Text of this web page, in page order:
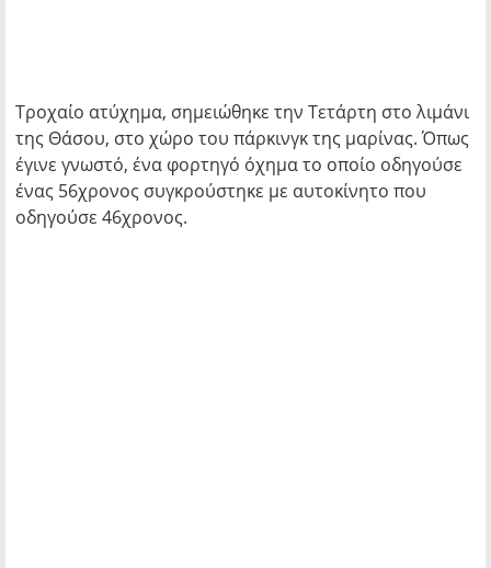
Τροχαίο ατύχημα, σημειώθηκε την Τετάρτη στο λιμάνι
της Θάσου, στο χώρο του πάρκινγκ της μαρίνας. Όπως
έγινε γνωστό, ένα φορτηγό όχημα το οποίο οδηγούσε
ένας 56χρονος συγκρούστηκε με αυτοκίνητο που
οδηγούσε 46χρονος.